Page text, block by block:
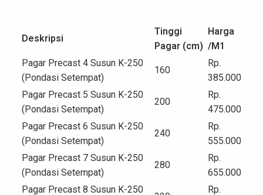
Deskripsi
Tinggi
Pagar (cm)
Harga
/M1
Pagar Precast 4 Susun K-250
(Pondasi Setempat)
160
Rp.
385.000
Pagar Precast 5 Susun K-250
(Pondasi Setempat)
200
Rp.
475.000
Pagar Precast 6 Susun K-250
(Pondasi Setempat)
240
Rp.
555.000
Pagar Precast 7 Susun K-250
(Pondasi Setempat)
280
Rp.
655.000
Pagar Precast 8 Susun K-250
Rp.